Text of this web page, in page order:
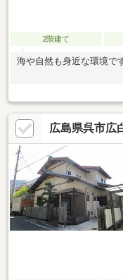
2階建て
海や自然も身近な環境で
広島県呉市広